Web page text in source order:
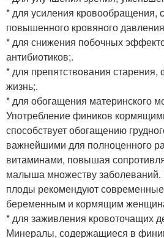
* для усиления кровообращения,
повышенного кровяного
* для снижения побочных
антибиотиков;.
* для препятствования
жизнь;.
* для обогащения материнского
Употребление фиников
способствует обогащению
важнейшими для полноценного
витаминами, повышая
малыша множеству заболеваний.
плоды рекомендуют современные
беременным и кормящим
* для заживления кровоточащих
Минералы, содержащиеся в